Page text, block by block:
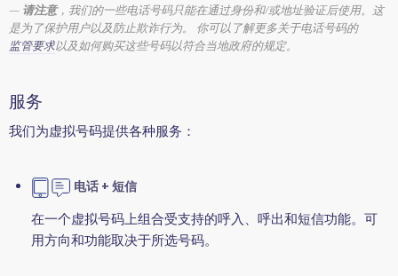
请注意，我们的一些电话号码只能在通过身份和/或地址验证后使用。这
是为了保护用户以及防止欺诈行为。 你可以了解更多关于电话号码的
监管要求以及如何购买这些号码以符合当地政府的规定。
服务
我们为虚拟号码提供各种服务：
电话 + 短信
在一个虚拟号码上组合受支持的呼入、呼出和短信功能。可
用方向和功能取决于所选号码。